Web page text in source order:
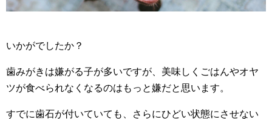
いかがでしたか？
歯みがきは嫌がる子が多いですが、美味しくごはんやオヤ
ツが食べられなくなるのはもっと嫌だと思います。
すでに歯石が付いていても、さらにひどい状態にさせない